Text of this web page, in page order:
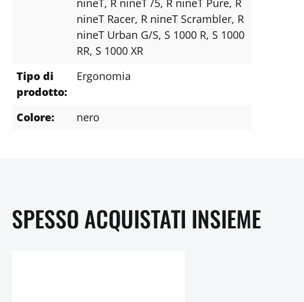
nineT Racer, R nineT Scrambler, R
nineT Urban G/S, S 1000 R, S 1000
RR, S 1000 XR
Tipo di
prodotto:
Ergonomia
Colore: nero
SPESSO ACQUISTATI INSIEME